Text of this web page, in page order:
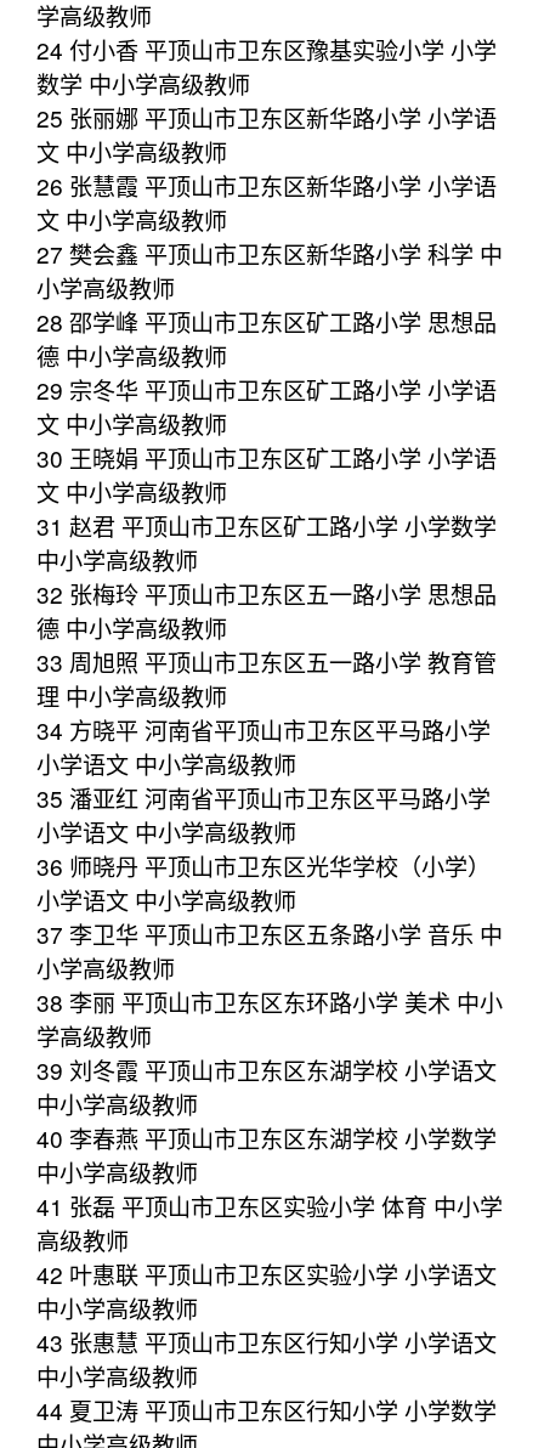
学高级教师
24 付小香 平顶山市卫东区豫基实验小学 小学
数学 中小学高级教师
25 张丽娜 平顶山市卫东区新华路小学 小学语
文 中小学高级教师
26 张慧霞 平顶山市卫东区新华路小学 小学语
文 中小学高级教师
27 樊会鑫 平顶山市卫东区新华路小学 科学 中
小学高级教师
28 邵学峰 平顶山市卫东区矿工路小学 思想品
德 中小学高级教师
29 宗冬华 平顶山市卫东区矿工路小学 小学语
文 中小学高级教师
30 王晓娟 平顶山市卫东区矿工路小学 小学语
文 中小学高级教师
31 赵君 平顶山市卫东区矿工路小学 小学数学
中小学高级教师
32 张梅玲 平顶山市卫东区五一路小学 思想品
德 中小学高级教师
33 周旭照 平顶山市卫东区五一路小学 教育管
理 中小学高级教师
34 方晓平 河南省平顶山市卫东区平马路小学
小学语文 中小学高级教师
35 潘亚红 河南省平顶山市卫东区平马路小学
小学语文 中小学高级教师
36 师晓丹 平顶山市卫东区光华学校（小学）
小学语文 中小学高级教师
37 李卫华 平顶山市卫东区五条路小学 音乐 中
小学高级教师
38 李丽 平顶山市卫东区东环路小学 美术 中小
学高级教师
39 刘冬霞 平顶山市卫东区东湖学校 小学语文
中小学高级教师
40 李春燕 平顶山市卫东区东湖学校 小学数学
中小学高级教师
41 张磊 平顶山市卫东区实验小学 体育 中小学
高级教师
42 叶惠联 平顶山市卫东区实验小学 小学语文
中小学高级教师
43 张惠慧 平顶山市卫东区行知小学 小学语文
中小学高级教师
44 夏卫涛 平顶山市卫东区行知小学 小学数学